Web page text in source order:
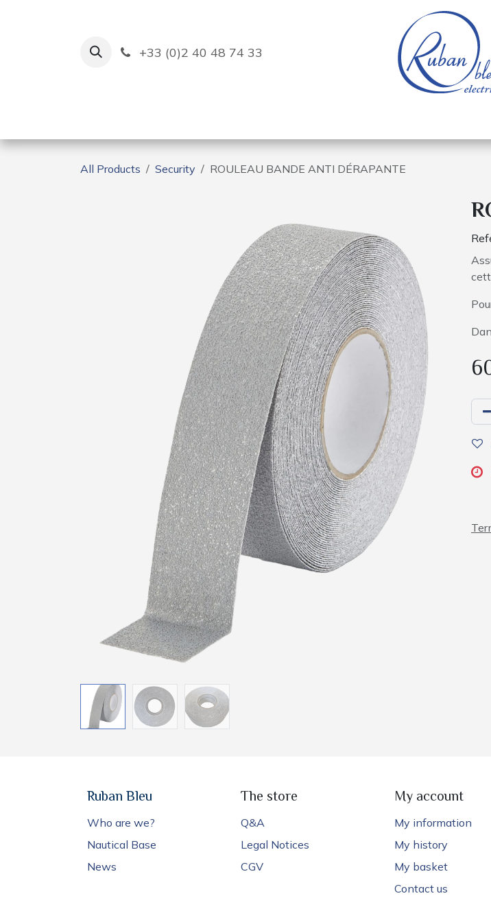
+33 (0)2 40 48 74 33
All Products Security ROULEAU BANDE ANTI DÉRAPANTE
Ruban Bleu
Who are we?
Nautical Base
News
The store
Q&A
Legal Notices
CGV
My account
My information
My history
My basket
Contact us